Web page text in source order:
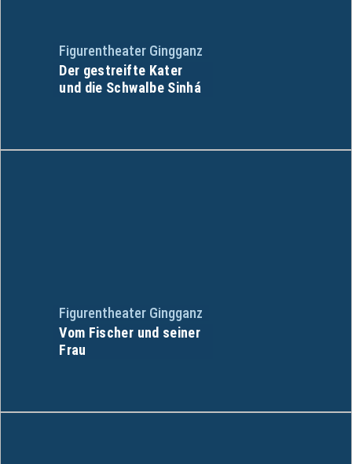
Figurentheater Gingganz
Der gestreifte Kater
und die Schwalbe Sinhá
Figurentheater Gingganz
Vom Fischer und seiner
Frau